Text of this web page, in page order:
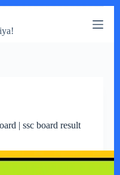
| ssc board result